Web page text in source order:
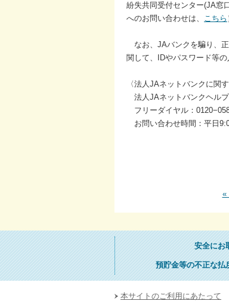
紛失共同受付センター(JA窓
へのお問い合わせは、 こちら
なお、JAバンクを騙り、
関して、IDやパスワード等
〈法人JAネットバンクに関
法人JAネットバンクヘル
フリーダイヤル：
お問い合わせ時間：平日
«
安全にお
預貯金等の不正な
本サイトのご利用にあたって